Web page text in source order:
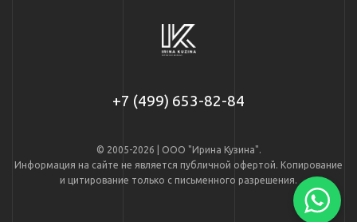
+7 (499) 653-82-84
© 2005-2026 | ООО "Ирина Кузина".
Информация на сайте не является публичной офертой. Копирование
и цитирование только с письменного разрешения.